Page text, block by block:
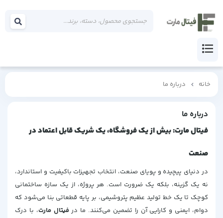
خانه درباره ما
درباره ما
فیتال مارت: بیش از یک فروشگاه، یک شریک قابل اعتماد در
صنعت
در دنیای پیچیده و پویای صنعت، انتخاب تجهیزات باکیفیت و استاندارد،
نه یک گزینه، بلکه یک ضرورت است. هر پروژه، از یک سازه ساختمانی
کوچک تا یک خط تولید عظیم پتروشیمی، بر پایه قطعاتی بنا می‌شود که
دوام، ایمنی و کارایی آن را تضمین می‌کنند. ما درفیتال مارت، با درک